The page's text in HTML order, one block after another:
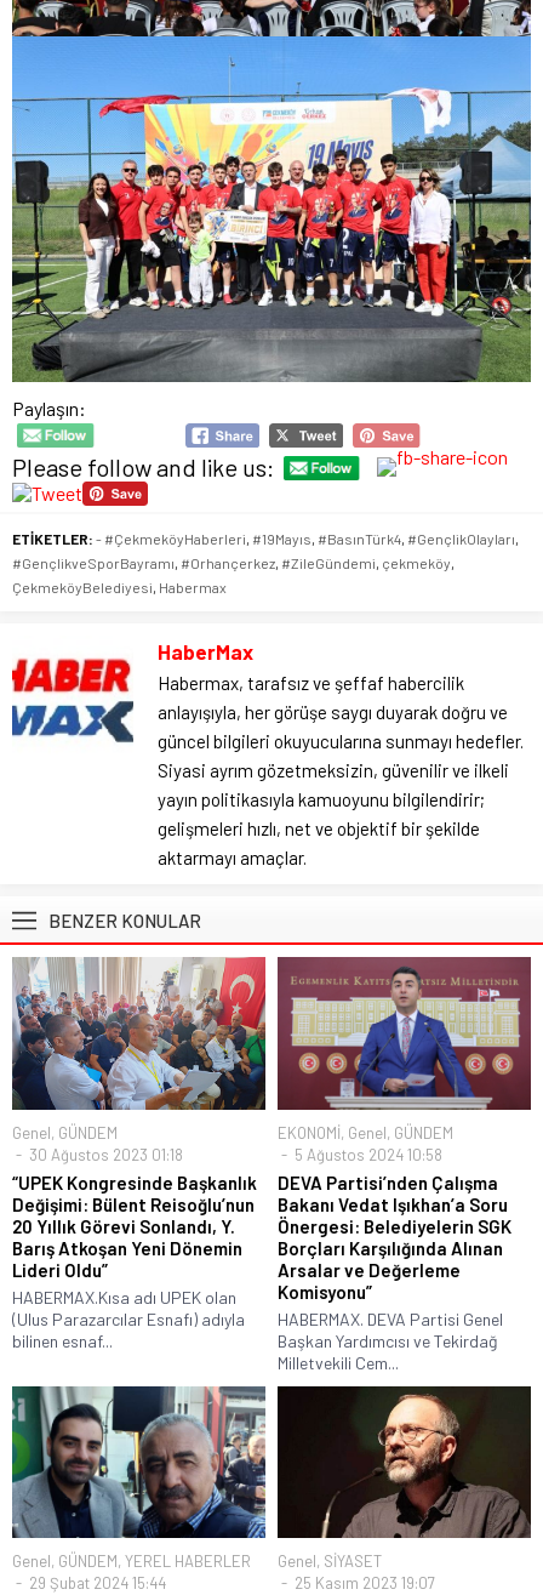
Paylaşın:
Please follow and like us:
ETİKETLER: - #ÇekmeköyHaberleri, #19Mayıs, #BasınTürk4, #GençlikOlayları,
#GençlikveSporBayramı, #Orhançerkez, #ZileGündemi, çekmeköy,
ÇekmeköyBelediyesi, Habermax
HaberMax
Habermax, tarafsız ve şeffaf habercilik
anlayışıyla, her görüşe saygı duyarak doğru ve
güncel bilgileri okuyucularına sunmayı hedefler.
Siyasi ayrım gözetmeksizin, güvenilir ve ilkeli
yayın politikasıyla kamuoyunu bilgilendirir;
gelişmeleri hızlı, net ve objektif bir şekilde
aktarmayı amaçlar.
BENZER KONULAR
Genel, GÜNDEM
30 Ağustos 2023 01:18
“UPEK Kongresinde Başkanlık
Değişimi: Bülent Reisoğlu’nun
20 Yıllık Görevi Sonlandı, Y.
Barış Atkoşan Yeni Dönemin
Lideri Oldu”
HABERMAX.Kısa adı UPEK olan
(Ulus Parazarcılar Esnafı) adıyla
bilinen esnaf...
EKONOMİ, Genel, GÜNDEM
5 Ağustos 2024 10:58
DEVA Partisi’nden Çalışma
Bakanı Vedat Işıkhan’a Soru
Önergesi: Belediyelerin SGK
Borçları Karşılığında Alınan
Arsalar ve Değerleme
Komisyonu”
HABERMAX. DEVA Partisi Genel
Başkan Yardımcısı ve Tekirdağ
Milletvekili Cem...
Genel, GÜNDEM, YEREL HABERLER
29 Şubat 2024 15:44
Genel, SİYASET
25 Kasım 2023 19:07